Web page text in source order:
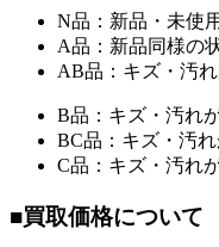
N品：新品・未使
A品：新品同様の
AB品：キズ・汚れ
B品：キズ・汚れ
BC品：キズ・汚
C品：キズ・汚れ
■買取価格について